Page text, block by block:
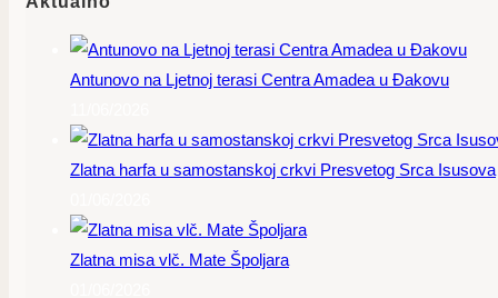
Antunovo na Ljetnoj terasi Centra Amadea u Đakovu
Zlatna harfa u samostanskoj crkvi Presvetog Srca Isusova
Zlatna misa vlč. Mate Špoljara